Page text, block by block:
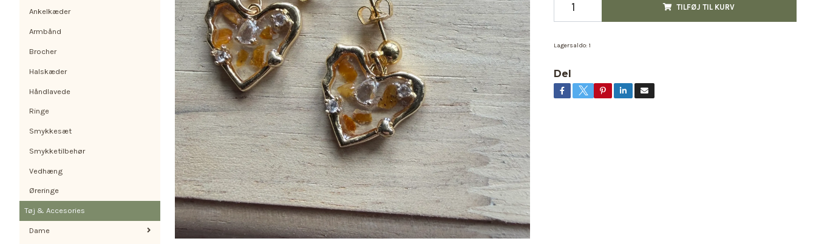
Ankelkæder
Armbånd
Brocher
Halskæder
Håndlavede
Ringe
Smykkesæt
Smykketilbehør
Vedhæng
Øreringe
Tøj & Accesories
Dame
TILFØJ TIL KURV
Lagersaldo: 1
Del